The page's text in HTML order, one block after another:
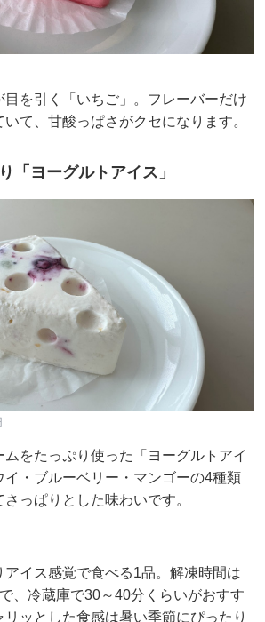
を引く「いちご」。フレーバーだけ
て、甘酸っぱさがクセになります。
「ヨーグルトアイス」
をたっぷり使った「ヨーグルトアイ
イ・ブルーベリー・マンゴーの4種類
っぱりとした味わいです。
アイス感覚で食べる1品。解凍時間は
、冷蔵庫で30～40分くらいがおすす
ッとした食感は暑い季節にぴったり